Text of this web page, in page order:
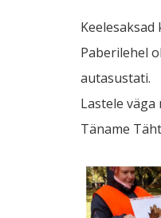
Paberilehel
autasustati.
Lastele
Täname